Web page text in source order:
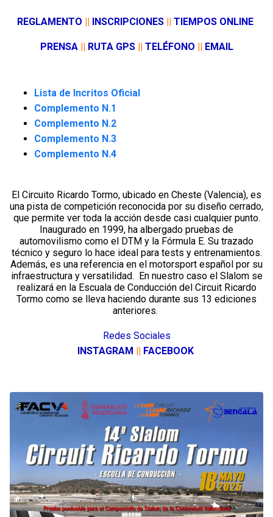
REGLAMENTO || INSCRIPCIONES || TIEMPOS ONLINE
PRENSA || RUTA GPS || TELÉFONO || EMAIL
Lista de Incritos Oficial
Complemento N.1
Complemento N.2
Complemento N.3
Complemento N.4
El Circuito Ricardo Tormo, ubicado en Cheste (Valencia), es
una pista de competición reconocida por su diseño cerrado,
que permite ver toda la acción desde casi cualquier punto.
Inaugurado en 1999, ha albergado pruebas de
automovilismo como el DTM y la Fórmula E. Su trazado
técnico y seguro lo hace ideal para tests y entrenamientos.
Además, es una referencia en el motorsport español por su
infraestructura y versatilidad. En nuestro caso el Slalom se
realizará en la Escuala de Conducción del Circuit Ricardo
Tormo como se lleva haciendo durante sus 13 ediciones
anteriores.
Redes Sociales
INSTAGRAM || FACEBOOK